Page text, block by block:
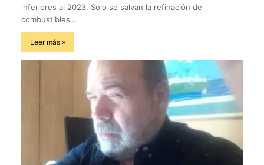
inferiores al 2023. Solo se salvan la refinación de
combustibles…
Leer más »